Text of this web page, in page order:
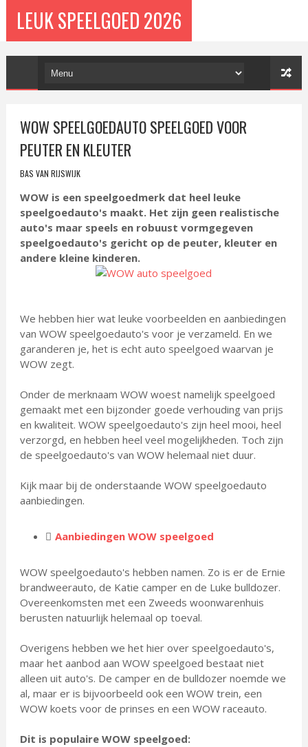
LEUK SPEELGOED 2026
WOW SPEELGOEDAUTO SPEELGOED VOOR
PEUTER EN KLEUTER
BAS VAN RIJSWIJK
WOW is een speelgoedmerk dat heel leuke
speelgoedauto's maakt. Het zijn geen realistische
auto's maar speels en robuust vormgegeven
speelgoedauto's gericht op de peuter, kleuter en
andere kleine kinderen.
We hebben hier wat leuke voorbeelden en aanbiedingen
van WOW speelgoedauto's voor je verzameld. En we
garanderen je, het is echt auto speelgoed waarvan je
WOW zegt.
Onder de merknaam WOW woest namelijk speelgoed
gemaakt met een bijzonder goede verhouding van prijs
en kwaliteit. WOW speelgoedauto's zijn heel mooi, heel
verzorgd, en hebben heel veel mogelijkheden. Toch zijn
de speelgoedauto's van WOW helemaal niet duur.
Kijk maar bij de onderstaande WOW speelgoedauto
aanbiedingen.
Aanbiedingen WOW speelgoed
WOW speelgoedauto's hebben namen. Zo is er de Ernie
brandweerauto, de Katie camper en de Luke bulldozer.
Overeenkomsten met een Zweeds woonwarenhuis
berusten natuurlijk helemaal op toeval.
Overigens hebben we het hier over speelgoedauto's,
maar het aanbod aan WOW speelgoed bestaat niet
alleen uit auto's. De camper en de bulldozer noemde we
al, maar er is bijvoorbeeld ook een WOW trein, een
WOW koets voor de prinses en een WOW raceauto.
Dit is populaire WOW speelgoed: